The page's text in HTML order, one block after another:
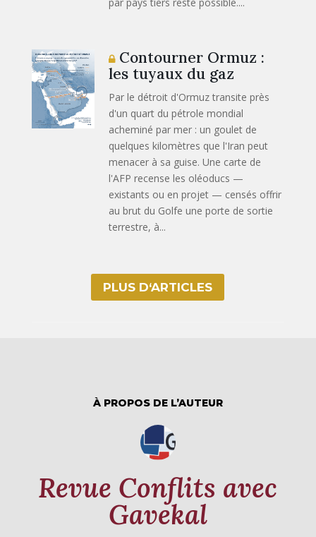
Contourner Ormuz :
les tuyaux du gaz
Par le détroit d'Ormuz transite près
d'un quart du pétrole mondial
acheminé par mer : un goulet de
quelques kilomètres que l'Iran peut
menacer à sa guise. Une carte de
l'AFP recense les oléoducs —
existants ou en projet — censés offrir
au brut du Golfe une porte de sortie
terrestre, à...
PLUS D‘ARTICLES
À PROPOS DE L’AUTEUR
Revue Conflits avec
Gavekal